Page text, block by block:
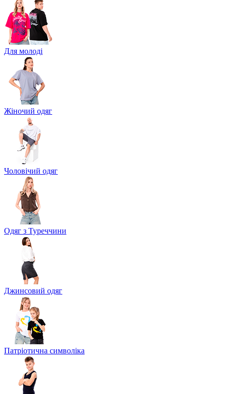
Для молоді
Жіночий одяг
Чоловічий одяг
Одяг з Туреччини
Джинсовий одяг
Патріотична символіка